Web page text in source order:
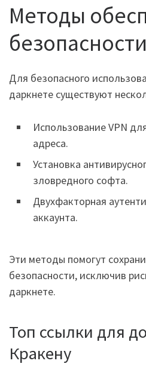
Методы
безопасности
Для безопасного
даркнете существуют
Использование VPN
адреса.
Установка
зловредного софта.
Двухфакторная
аккаунта.
Эти методы помогут
безопасности, исключив
даркнете.
Топ ссылки для
Кракену